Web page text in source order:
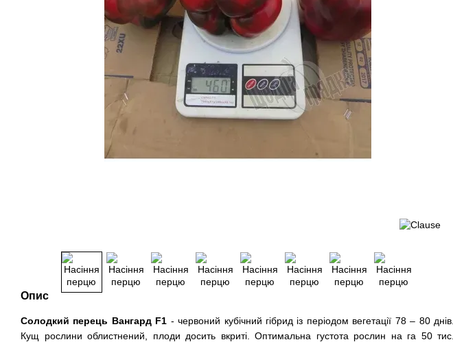
Опис
Солодкий перець Вангард F1 - червоний кубічний гібрид із періодом вегетації 78 – 80 днів.
Кущ рослини облистнений, плоди досить вкриті. Оптимальна густота рослин на га 50 тис.